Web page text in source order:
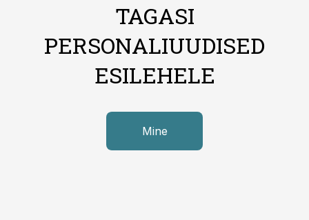
TAGASI
PERSONALIUUDISED
ESILEHELE
Mine